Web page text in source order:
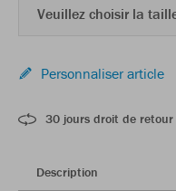
Veuillez choisir la
Personnaliser article
30 jours droit de retour
Description